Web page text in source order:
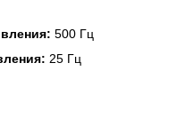
500 Гц
25 Гц